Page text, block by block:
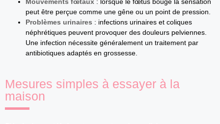
peut être perçue comme une gêne ou un point de pression.
Problèmes urinaires : infections urinaires et coliques
néphrétiques peuvent provoquer des douleurs pelviennes.
Une infection nécessite généralement un traitement par
antibiotiques adaptés en grossesse.
Mesures simples à essayer à la
maison